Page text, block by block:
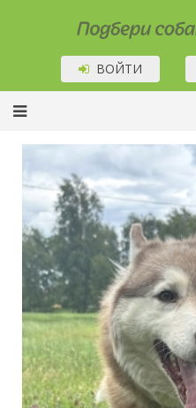
Подбери собаку!
ВОЙТИ